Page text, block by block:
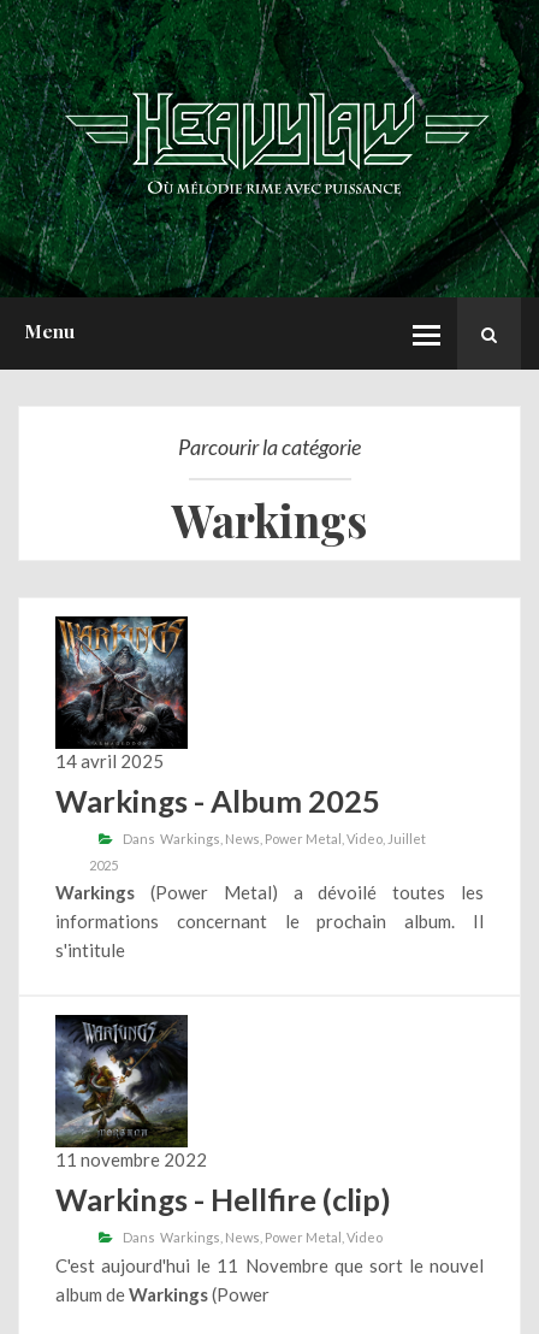
Menu
ACCUEIL
NEWS
CHRONIQUES
INTERVIEWS
REPORTS
A PROPOS
Parcourir la catégorie
Warkings
14 avril 2025
Warkings - Album 2025
Dans Warkings News Power Metal Video Juillet
2025
Warkings (Power Metal) a dévoilé toutes les
informations concernant le prochain album. Il
s'intitule
11 novembre 2022
Warkings - Hellfire (clip)
Dans Warkings News Power Metal Video
C'est aujourd'hui le 11 Novembre que sort le nouvel
album deWarkings(Power